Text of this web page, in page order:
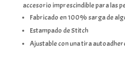
accesorio imprescindible para las
Fabricado en 100% sarga de
Estampado de Stitch
Ajustable con una tira